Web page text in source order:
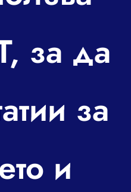
за да
за
и